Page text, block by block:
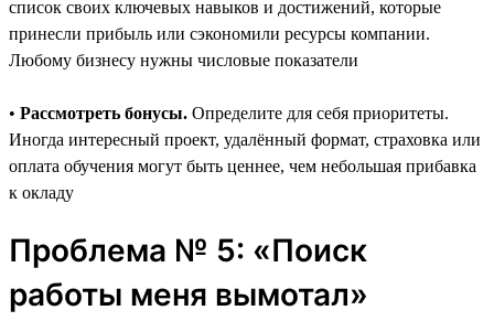
список своих ключевых навыков и достижений, которые
принесли прибыль или сэкономили ресурсы компании.
Любому бизнесу нужны числовые показатели
• Рассмотреть бонусы. Определите для себя приоритеты.
Иногда интересный проект, удалённый формат, страховка или
оплата обучения могут быть ценнее, чем небольшая прибавка
к окладу
Проблема № 5: «Поиск
работы меня вымотал»